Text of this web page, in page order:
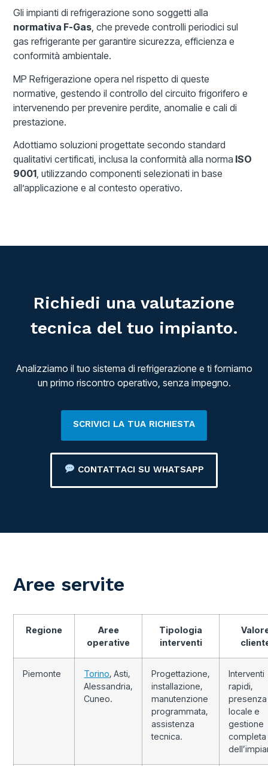
Gli impianti di refrigerazione sono soggetti alla
normativa F-Gas, che prevede controlli periodici sul
gas refrigerante per garantire sicurezza, efficienza e
conformità ambientale.
MP Refrigerazione opera nel rispetto di queste
normative, gestendo il controllo del circuito frigorifero e
intervenendo per prevenire perdite, anomalie e cali di
prestazione.
Adottiamo soluzioni progettate secondo standard
qualitativi certificati, inclusa la conformità alla norma ISO
9001, utilizzando componenti selezionati in base
all’applicazione e al contesto operativo.
Richiedi una valutazione
tecnica del tuo impianto.
Analizziamo il tuo sistema di refrigerazione e ti forniamo
un primo riscontro operativo, senza impegno.
SCRIVICI LA TUA RICHIESTA
CONTATTACI SU WHATSAPP
Aree servite
Regione
Aree
operative
Tipologia
interventi
Piemonte Torino, Asti,
Alessandria,
Cuneo.
Progettazione,
installazione,
manutenzione
programmata,
assistenza
tecnica.
Interventi
rapidi,
presenza
locale e
gestione
completa